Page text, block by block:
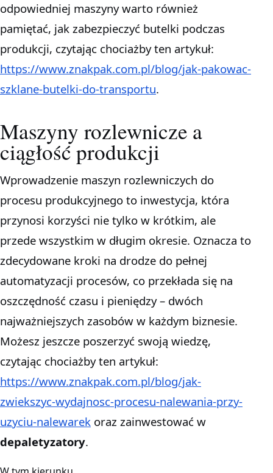
odpowiedniej maszyny warto również
pamiętać, jak zabezpieczyć butelki podczas
produkcji, czytając chociażby ten artykuł:
https://www.znakpak.com.pl/blog/jak-pakowac-
szklane-butelki-do-transportu.
Maszyny rozlewnicze a
ciągłość produkcji
Wprowadzenie maszyn rozlewniczych do
procesu produkcyjnego to inwestycja, która
przynosi korzyści nie tylko w krótkim, ale
przede wszystkim w długim okresie. Oznacza to
zdecydowane kroki na drodze do pełnej
automatyzacji procesów, co przekłada się na
oszczędność czasu i pieniędzy – dwóch
najważniejszych zasobów w każdym biznesie.
Możesz jeszcze poszerzyć swoją wiedzę,
czytając chociażby ten artykuł:
https://www.znakpak.com.pl/blog/jak-
zwiekszyc-wydajnosc-procesu-nalewania-przy-
uzyciu-nalewarek oraz zainwestować w
depaletyzatory.